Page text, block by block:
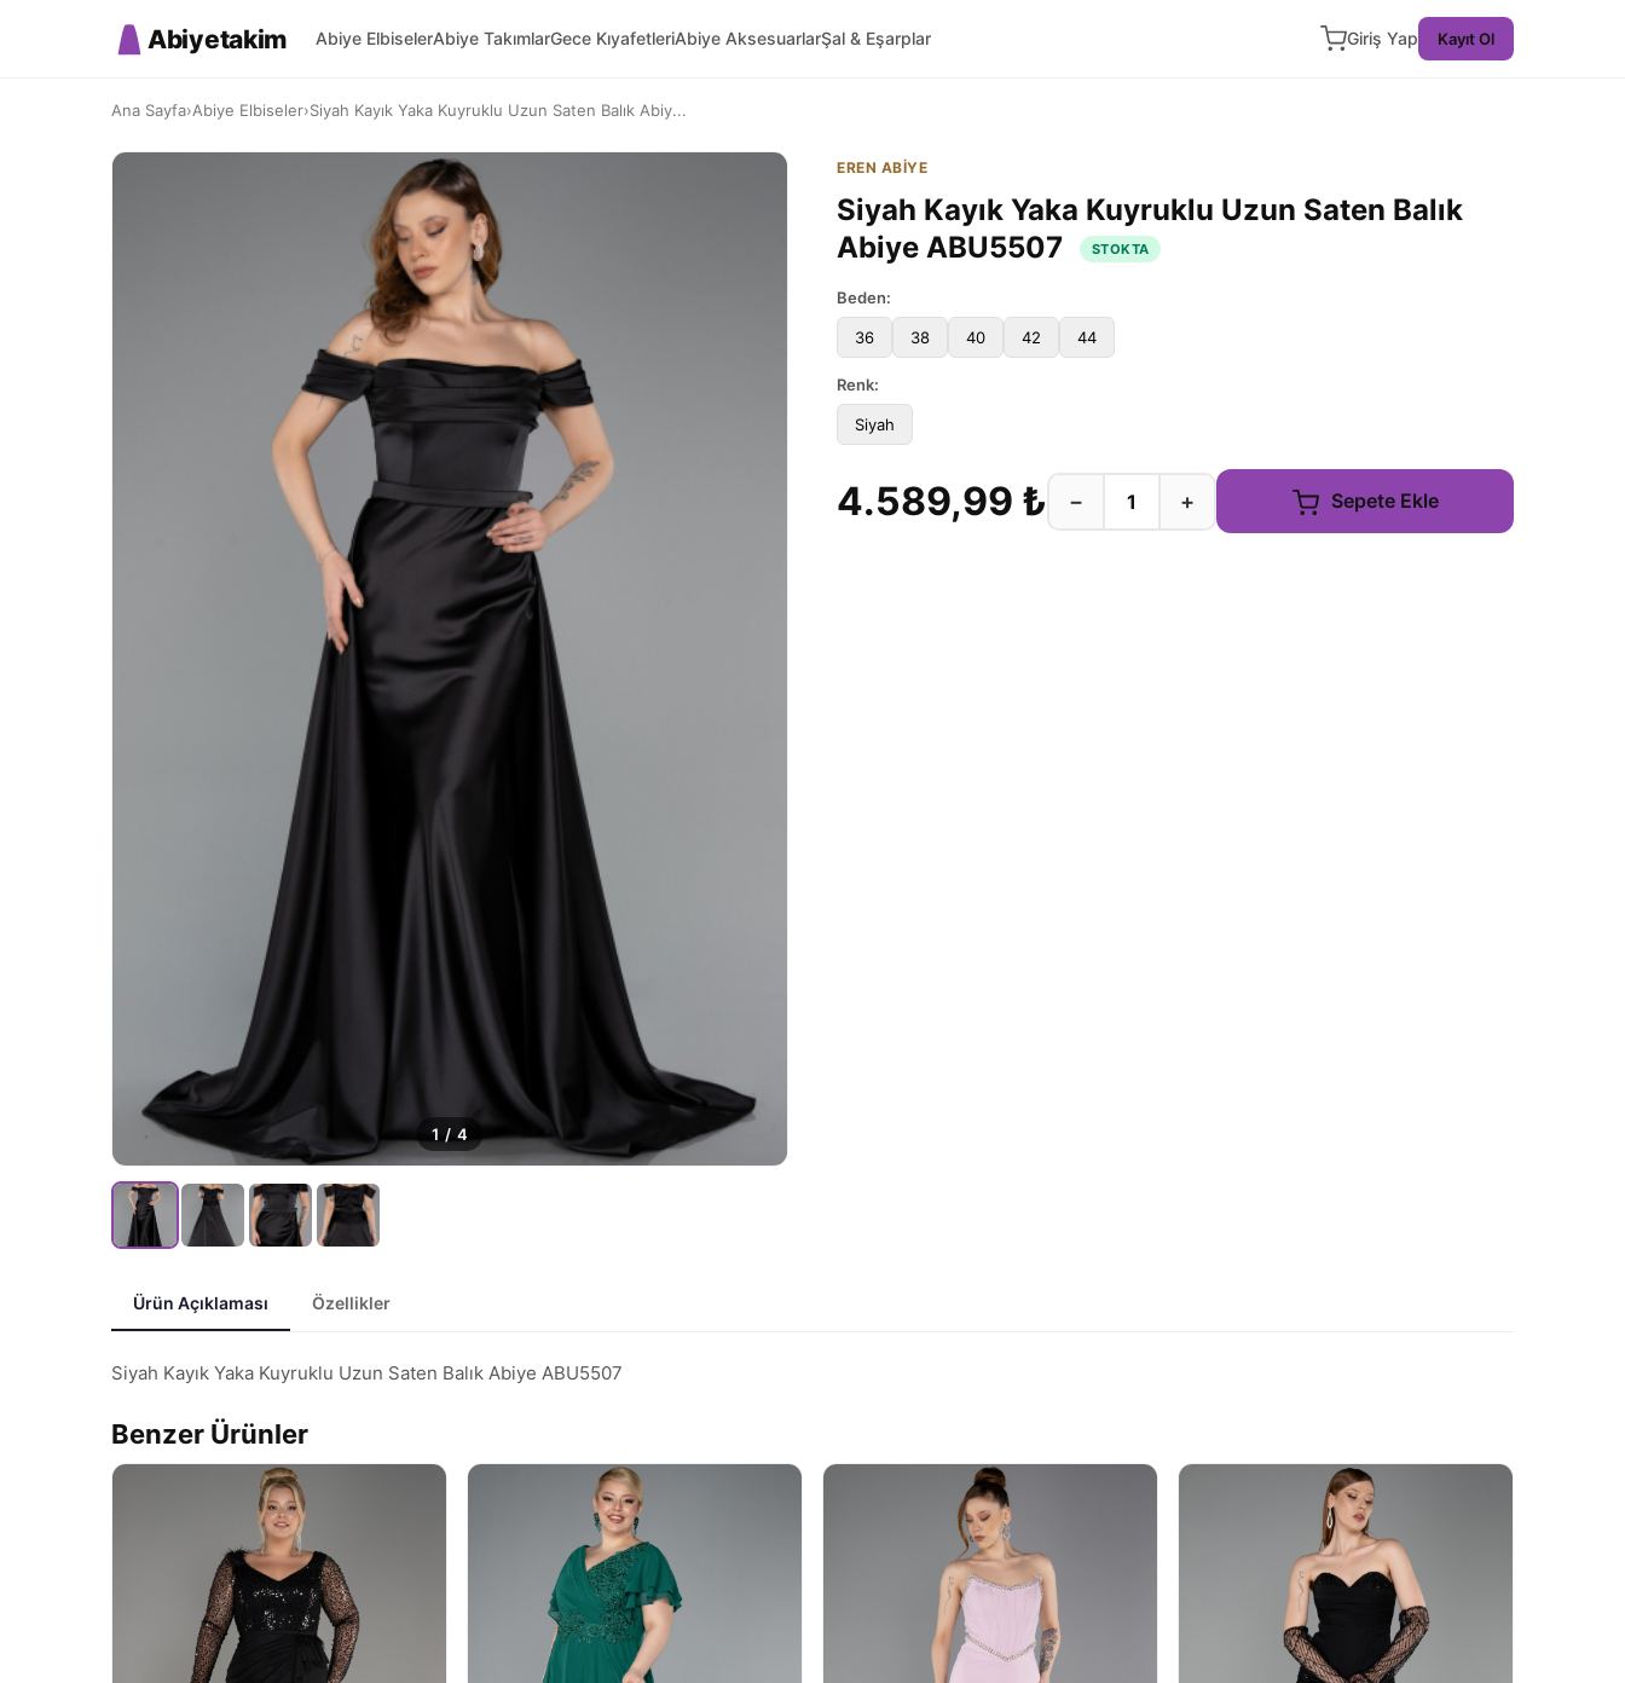
Abiyetakim Abiye ElbiselerAbiye TakımlarGece KıyafetleriAbiye AksesuarlarŞal & Eşarplar Giriş Yap Kayıt Ol
Ana Sayfa›Abiye Elbiseler›Siyah Kayık Yaka Kuyruklu Uzun Saten Balık Abiy...
1 / 4
EREN ABİYE
Siyah Kayık Yaka Kuyruklu Uzun Saten Balık
Abiye ABU5507
STOKTA
Beden:
36 38 40 42 44
Renk:
Siyah
4.589,99 ₺ − + Sepete Ekle
Ürün Açıklaması Özellikler
Siyah Kayık Yaka Kuyruklu Uzun Saten Balık Abiye ABU5507
Benzer Ürünler